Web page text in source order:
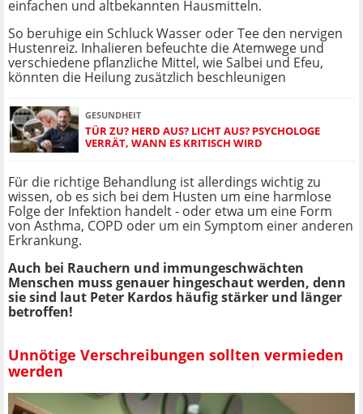
einfachen und altbekannten Hausmitteln.
So beruhige ein Schluck Wasser oder Tee den nervigen
Hustenreiz. Inhalieren befeuchte die Atemwege und
verschiedene pflanzliche Mittel, wie Salbei und Efeu,
könnten die Heilung zusätzlich beschleunigen
GESUNDHEIT
TÜR ZU? HERD AUS? LICHT AUS? PSYCHOLOGE
VERRÄT, WANN ES KRITISCH WIRD
Für die richtige Behandlung ist allerdings wichtig zu
wissen, ob es sich bei dem Husten um eine harmlose
Folge der Infektion handelt - oder etwa um eine Form
von Asthma, COPD oder um ein Symptom einer anderen
Erkrankung.
Auch bei Rauchern und immungeschwächten
Menschen muss genauer hingeschaut werden, denn
sie sind laut Peter Kardos häufig stärker und länger
betroffen!
Unnötige Verschreibungen sollten vermieden
werden